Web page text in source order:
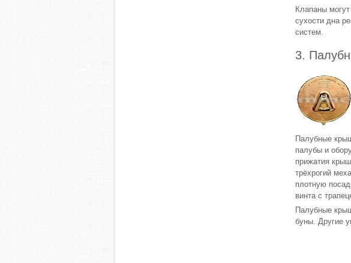
Клапаны
сухости дна
систем.
3.
Палубные
палубы и
прижатия
трёхрогий
плотную
винта с
Палубные
буны. Другие